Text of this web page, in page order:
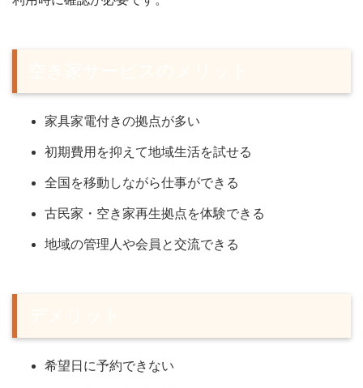
家具家電付きの拠点が多い
初期費用を抑えて地域生活を試せる
全国を移動しながら仕事ができる
古民家・空き家再生拠点を体験できる
地域の管理人や会員と交流できる
希望日に予約できない